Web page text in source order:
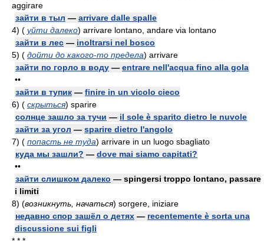
aggirare
зайти в тыл — arrivare dalle spalle
4) ( уйти далеко) arrivare lontano, andare via lontano
зайти в лес — inoltrarsi nel bosco
5) ( дойти до какого-то предела) arrivare
зайти по горло в воду — entrare nell'acqua fino alla gola
••
зайти в тупик — finire in un vicolo cieco
6) ( скрыться) sparire
солнце зашло за тучи — il sole è sparito dietro le nuvole
зайти за угол — sparire dietro l'angolo
7) ( попасть не туда) arrivare in un luogo sbagliato
куда мы зашли? — dove mai siamo capitati?
••
зайти слишком далеко — spingersi troppo lontano, passare
i limiti
8) (возникнуть, начаться) sorgere, iniziare
недавно спор зашёл о детях — recentemente è sorta una
discussione sui figli
* * *